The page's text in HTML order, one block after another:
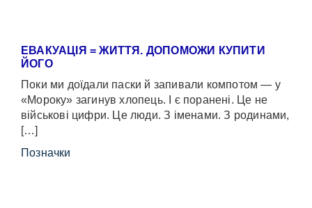
ЕВАКУАЦІЯ = ЖИТТЯ. ДОПОМОЖИ КУПИТИ
ЙОГО
Поки ми доїдали паски й запивали компотом — у
«Мороку» загинув хлопець. І є поранені. Це не
військові цифри. Це люди. З іменами. З родинами,
[…]
Позначки